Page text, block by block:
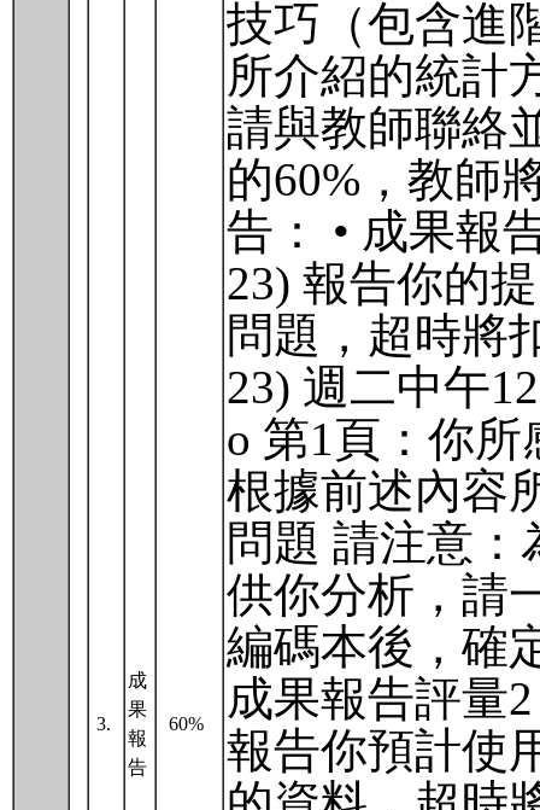
3.
成
果
報
告
60%
技巧（包含進
所介紹的統計
請與教師聯絡
的60%，教師
告： • 成果報
23) 報告你的
問題，超時將
23) 週二中午
o 第1頁：你
根據前述內容
問題 請注意
供你分析，請
編碼本後，確
成果報告評量
報告你預計使